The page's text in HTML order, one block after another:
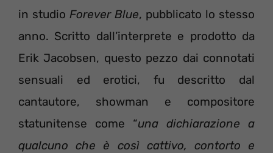
in studio Forever Blue, pubblicato lo stesso
anno. Scritto dall’interprete e prodotto da
Erik Jacobsen, questo pezzo dai connotati
sensuali ed erotici, fu descritto dal
cantautore, showman e compositore
statunitense come “una dichiarazione a
qualcuno che è così cattivo, contorto e